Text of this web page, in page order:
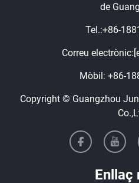
de
Tel.:+86-
Correu electrònic:
Mòbil: +86-
Copyright © Guangzhou
Enllaç